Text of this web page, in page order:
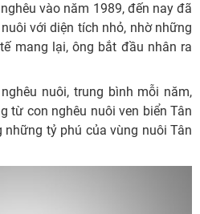
vào năm 1989, đến nay đã
với diện tích nhỏ, nhờ những
mang lại, ông bắt đầu nhân ra
nuôi, trung bình mỗi năm,
từ con nghêu nuôi ven biển Tân
tỷ phú của vùng nuôi Tân